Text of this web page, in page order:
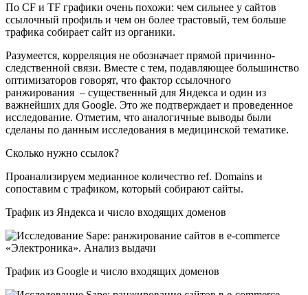
По CF и TF графики очень похожи: чем сильнее у сайтов
ссылочный профиль и чем он более трастовый, тем больше
трафика собирает сайт из органики.
Разумеется, корреляция не обозначает прямой причинно-
следственной связи. Вместе с тем, подавляющее большинство
оптимизаторов говорят, что фактор ссылочного
ранжирования – существенный для Яндекса и один из
важнейших для Google. Это же подтверждает и проведенное
исследование. Отметим, что аналогичные выводы были
сделаны по данным исследования в медицинской тематике.
Сколько нужно ссылок?
Проанализируем медианное количество ref. Domains и
сопоставим с трафиком, который собирают сайты.
Трафик из Яндекса и число входящих доменов
Трафик из Google и число входящих доменов